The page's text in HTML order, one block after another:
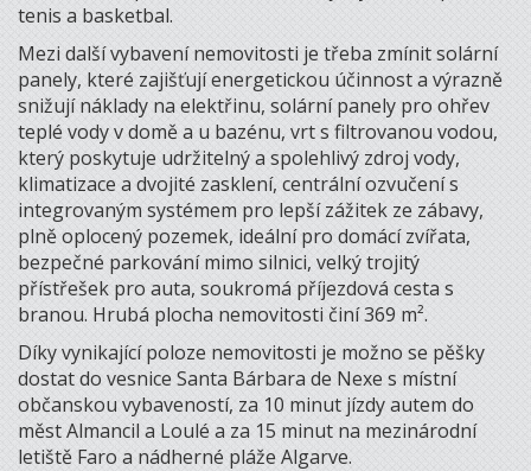
tenis a basketbal.
Mezi další vybavení nemovitosti je třeba zmínit solární
panely, které zajišťují energetickou účinnost a výrazně
snižují náklady na elektřinu, solární panely pro ohřev
teplé vody v domě a u bazénu, vrt s filtrovanou vodou,
který poskytuje udržitelný a spolehlivý zdroj vody,
klimatizace a dvojité zasklení, centrální ozvučení s
integrovaným systémem pro lepší zážitek ze zábavy,
plně oplocený pozemek, ideální pro domácí zvířata,
bezpečné parkování mimo silnici, velký trojitý
přístřešek pro auta, soukromá příjezdová cesta s
branou. Hrubá plocha nemovitosti činí 369 m².
Díky vynikající poloze nemovitosti je možno se pěšky
dostat do vesnice Santa Bárbara de Nexe s místní
občanskou vybaveností, za 10 minut jízdy autem do
měst Almancil a Loulé a za 15 minut na mezinárodní
letiště Faro a nádherné pláže Algarve.